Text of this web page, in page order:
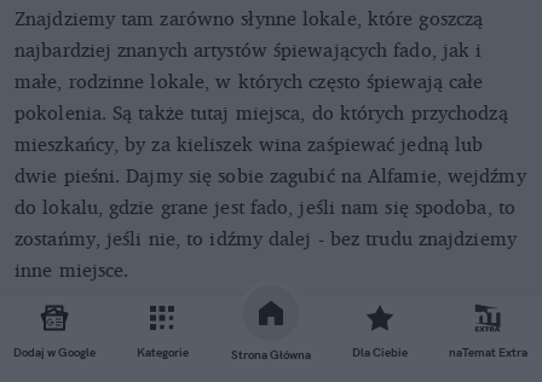
Dodaj w Google Kategorie Strona Główna Dla Ciebie naTemat Extra
Znajdziemy tam zarówno słynne lokale, które goszczą
najbardziej znanych artystów śpiewających fado, jak i
małe, rodzinne lokale, w których często śpiewają całe
pokolenia. Są także tutaj miejsca, do których przychodzą
mieszkańcy, by za kieliszek wina zaśpiewać jedną lub
dwie pieśni. Dajmy się sobie zagubić na Alfamie, wejdźmy
do lokalu, gdzie grane jest fado, jeśli nam się spodoba, to
zostańmy, jeśli nie, to idźmy dalej - bez trudu znajdziemy
inne miejsce.
Moja rada: najlepiej fado jest posłuchać trochę później, niż
idzie większość turystów - wybierzmy się na fado około